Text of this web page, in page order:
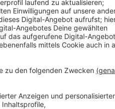
nur dann auf den
Das ist aber häufig der
auch, weil viele Plätze
Das beobachtet
ein Glückspiel einen